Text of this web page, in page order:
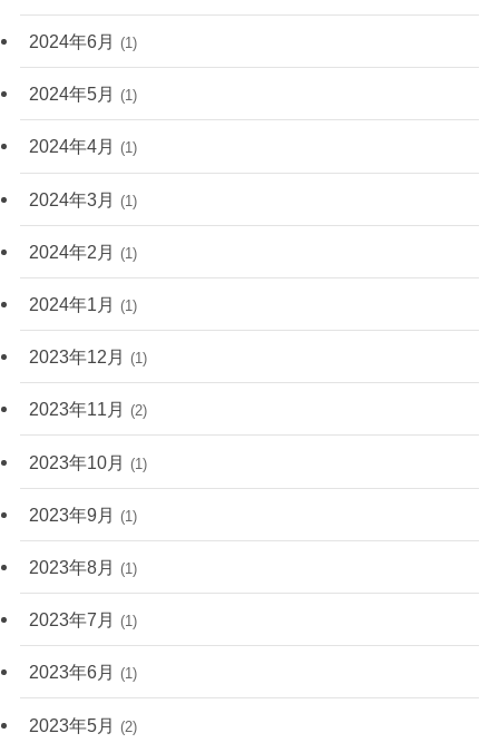
2024年6月 (1)
2024年5月 (1)
2024年4月 (1)
2024年3月 (1)
2024年2月 (1)
2024年1月 (1)
2023年12月 (1)
2023年11月 (2)
2023年10月 (1)
2023年9月 (1)
2023年8月 (1)
2023年7月 (1)
2023年6月 (1)
2023年5月 (2)